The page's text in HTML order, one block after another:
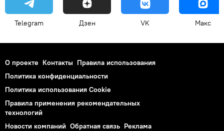
Telegram Дзен VK Макс
О проекте Контакты Правила использования
Политика конфиденциальности
Политика использования Cookie
Правила применения рекомендательных
технологий
Новости компаний Обратная связь Реклама